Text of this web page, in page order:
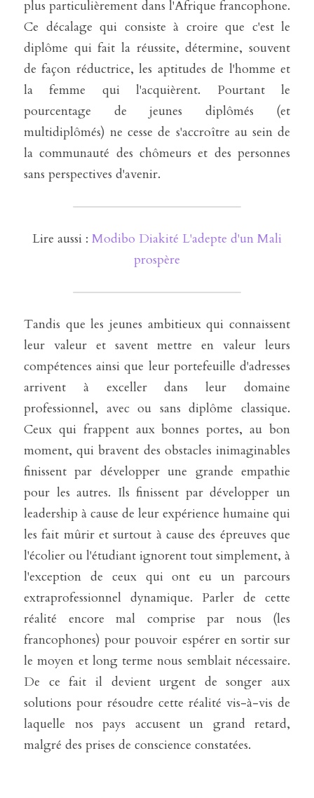
plus particulièrement dans l'Afrique francophone.
Ce décalage qui consiste à croire que c'est le
diplôme qui fait la réussite, détermine, souvent
de façon réductrice, les aptitudes de l'homme et
la femme qui l'acquièrent. Pourtant le
pourcentage de jeunes diplômés (et
multidiplômés) ne cesse de s'accroître au sein de
la communauté des chômeurs et des personnes
sans perspectives d'avenir.
Lire aussi : Modibo Diakité L'adepte d'un Mali
prospère
Tandis que les jeunes ambitieux qui connaissent
leur valeur et savent mettre en valeur leurs
compétences ainsi que leur portefeuille d'adresses
arrivent à exceller dans leur domaine
professionnel, avec ou sans diplôme classique.
Ceux qui frappent aux bonnes portes, au bon
moment, qui bravent des obstacles inimaginables
finissent par développer une grande empathie
pour les autres. Ils finissent par développer un
leadership à cause de leur expérience humaine qui
les fait mûrir et surtout à cause des épreuves que
l'écolier ou l'étudiant ignorent tout simplement, à
l'exception de ceux qui ont eu un parcours
extraprofessionnel dynamique. Parler de cette
réalité encore mal comprise par nous (les
francophones) pour pouvoir espérer en sortir sur
le moyen et long terme nous semblait nécessaire.
De ce fait il devient urgent de songer aux
solutions pour résoudre cette réalité vis-à-vis de
laquelle nos pays accusent un grand retard,
malgré des prises de conscience constatées.